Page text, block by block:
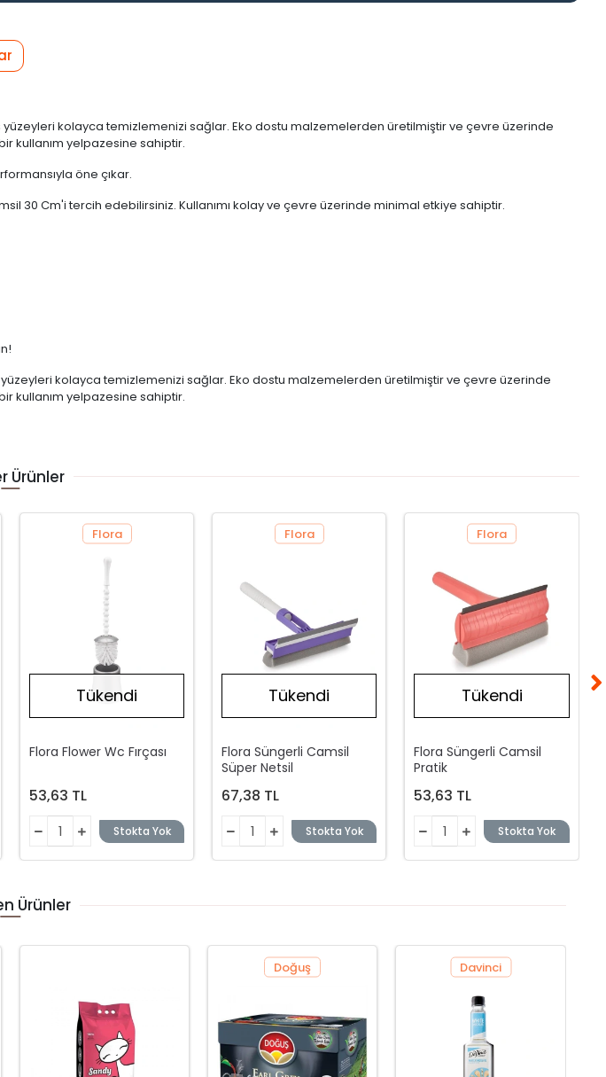
yüzeyleri kolayca temizlemenizi sağlar. Eko dostu malzemelerden üretilmiştir ve çevre üzerinde
kullanım yelpazesine sahiptir.
öne çıkar.
30 Cm'i tercih edebilirsiniz. Kullanımı kolay ve çevre üzerinde minimal etkiye sahiptir.
kolayca temizlemenizi sağlar. Eko dostu malzemelerden üretilmiştir ve çevre üzerinde
kullanım yelpazesine sahiptir.
Ürünler
Tükendi
Flora Flower Wc Fırçası
Flora
53,63 TL
Stokta Yok
Tükendi
Flora Süngerli Camsil
Süper Netsil
Flora
67,38 TL
Stokta Yok
Tükendi
Flora Süngerli Camsil
Pratik
Flora
53,63 TL
Stokta Yok
Ürünler
Doğuş Davinci